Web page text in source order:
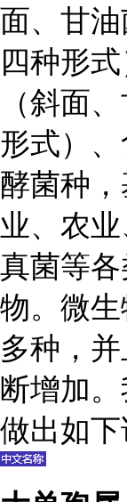
面、甘
四种形
（斜面
形式）
酵菌种
业、农
真菌等
物。微
多种，
断增加
做出如下